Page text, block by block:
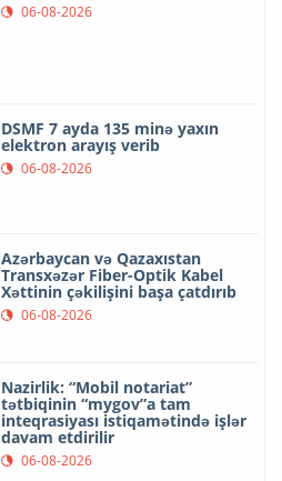
06-08-2026
DSMF 7 ayda 135 minə yaxın
elektron arayış verib
06-08-2026
Azərbaycan və Qazaxıstan
Transxəzər Fiber-Optik Kabel
Xəttinin çəkilişini başa çatdırıb
06-08-2026
Nazirlik: “Mobil notariat”
tətbiqinin “mygov”a tam
inteqrasiyası istiqamətində işlər
davam etdirilir
06-08-2026